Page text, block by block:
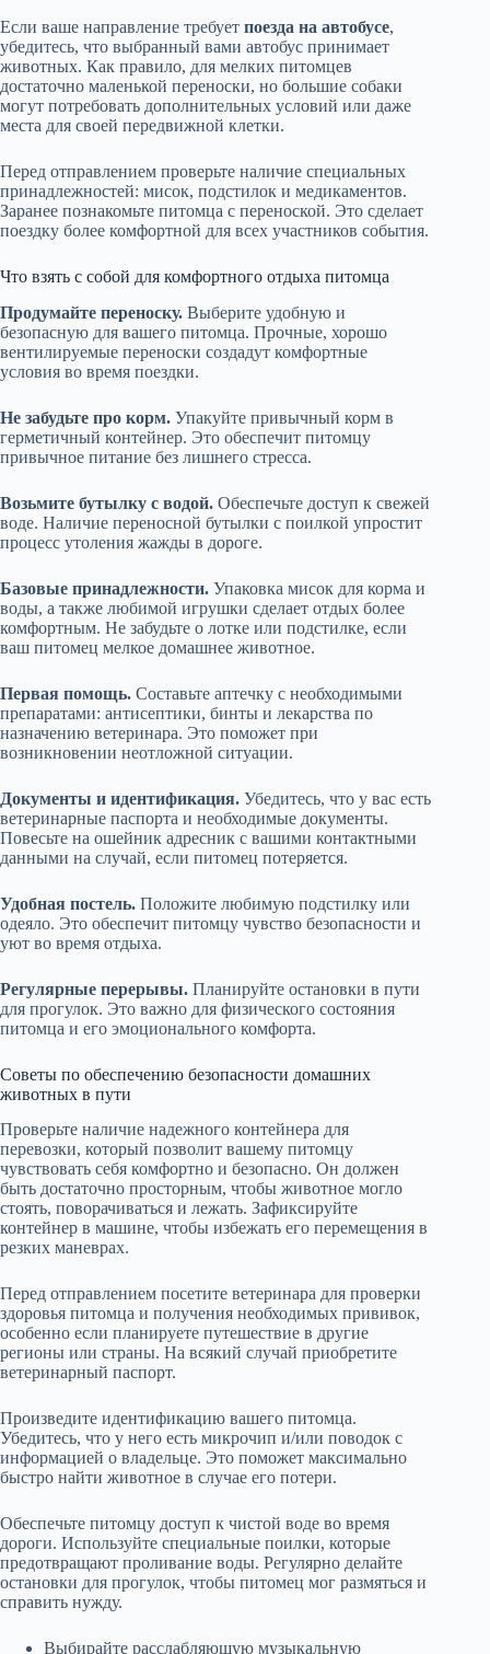
Если ваше направление требует поезда на автобусе,
убедитесь, что выбранный вами автобус принимает
животных. Как правило, для мелких питомцев
достаточно маленькой переноски, но большие собаки
могут потребовать дополнительных условий или даже
места для своей передвижной клетки.
Перед отправлением проверьте наличие специальных
принадлежностей: мисок, подстилок и медикаментов.
Заранее познакомьте питомца с переноской. Это сделает
поездку более комфортной для всех участников события.
Что взять с собой для комфортного отдыха питомца
Продумайте переноску. Выберите удобную и
безопасную для вашего питомца. Прочные, хорошо
вентилируемые переноски создадут комфортные
условия во время поездки.
Не забудьте про корм. Упакуйте привычный корм в
герметичный контейнер. Это обеспечит питомцу
привычное питание без лишнего стресса.
Возьмите бутылку с водой. Обеспечьте доступ к свежей
воде. Наличие переносной бутылки с поилкой упростит
процесс утоления жажды в дороге.
Базовые принадлежности. Упаковка мисок для корма и
воды, а также любимой игрушки сделает отдых более
комфортным. Не забудьте о лотке или подстилке, если
ваш питомец мелкое домашнее животное.
Первая помощь. Составьте аптечку с необходимыми
препаратами: антисептики, бинты и лекарства по
назначению ветеринара. Это поможет при
возникновении неотложной ситуации.
Документы и идентификация. Убедитесь, что у вас есть
ветеринарные паспорта и необходимые документы.
Повесьте на ошейник адресник с вашими контактными
данными на случай, если питомец потеряется.
Удобная постель. Положите любимую подстилку или
одеяло. Это обеспечит питомцу чувство безопасности и
уют во время отдыха.
Регулярные перерывы. Планируйте остановки в пути
для прогулок. Это важно для физического состояния
питомца и его эмоционального комфорта.
Советы по обеспечению безопасности домашних
животных в пути
Проверьте наличие надежного контейнера для
перевозки, который позволит вашему питомцу
чувствовать себя комфортно и безопасно. Он должен
быть достаточно просторным, чтобы животное могло
стоять, поворачиваться и лежать. Зафиксируйте
контейнер в машине, чтобы избежать его перемещения в
резких маневрах.
Перед отправлением посетите ветеринара для проверки
здоровья питомца и получения необходимых прививок,
особенно если планируете путешествие в другие
регионы или страны. На всякий случай приобретите
ветеринарный паспорт.
Произведите идентификацию вашего питомца.
Убедитесь, что у него есть микрочип и/или поводок с
информацией о владельце. Это поможет максимально
быстро найти животное в случае его потери.
Обеспечьте питомцу доступ к чистой воде во время
дороги. Используйте специальные поилки, которые
предотвращают проливание воды. Регулярно делайте
остановки для прогулок, чтобы питомец мог размяться и
справить нужду.
Выбирайте расслабляющую музыкальную